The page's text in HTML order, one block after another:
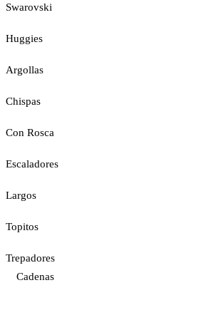
Swarovski
Huggies
Argollas
Chispas
Con Rosca
Escaladores
Largos
Topitos
Trepadores
Cadenas